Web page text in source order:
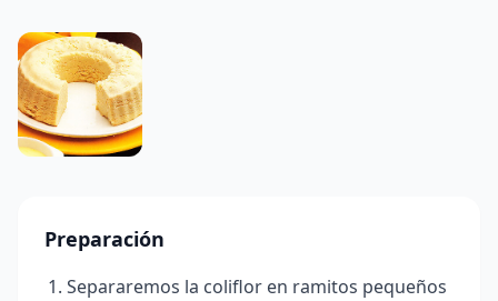
Preparación
Separaremos la coliflor en ramitos pequeños